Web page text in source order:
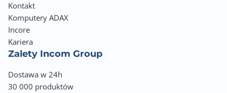
Kontakt
Komputery ADAX
Incore
Kariera
Zalety Incom Group
Dostawa w 24h
30 000 produktów